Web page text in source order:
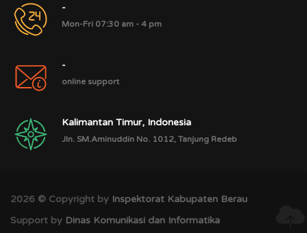
-
Mon-Fri 07:30 am - 4 pm
-
online support
Kalimantan Timur, Indonesia
Jln. SM.Aminuddin No. 1012, Tanjung Redeb
2026 © Copyright by Inspektorat Kabupaten Berau
Support by Dinas Komunikasi dan Informatika